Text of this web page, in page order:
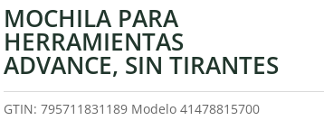
MOCHILA PARA
HERRAMIENTAS
ADVANCE, SIN TIRANTES
GTIN: 795711831189 Modelo 41478815700